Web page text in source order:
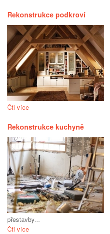
Rekonstrukce podkroví
Čti více
Rekonstrukce kuchyně
přestavby...
Čti více